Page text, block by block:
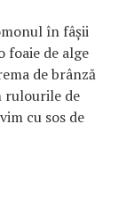
în fâșii
foaie de alge
de brânză
rulourile de
cu sos de